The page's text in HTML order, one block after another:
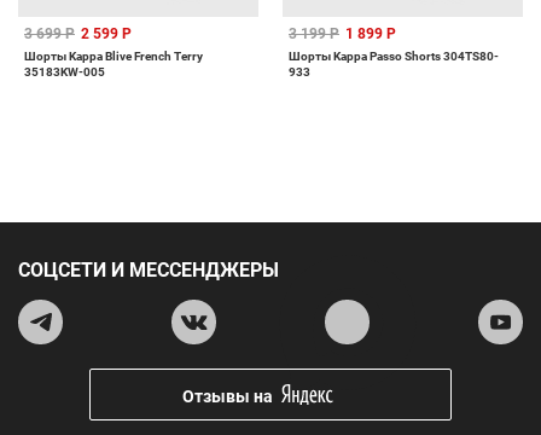
3 699 Р 2 599 Р
Шорты Kappa Blive French Terry
35183KW-005
3 199 Р 1 899 Р
Шорты Kappa Passo Shorts 304TS80-
933
СОЦСЕТИ И МЕССЕНДЖЕРЫ
Отзывы на